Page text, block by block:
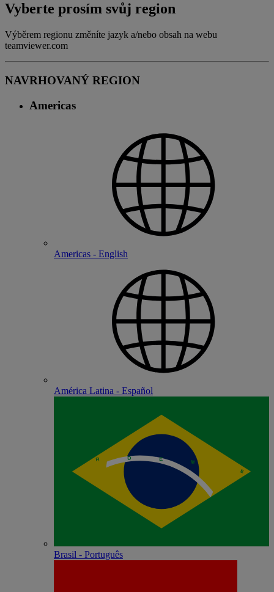
Vyberte prosím svůj region
Výběrem regionu změníte jazyk a/nebo obsah na webu
teamviewer.com
NAVRHOVANÝ REGION
Americas
Americas - English
América Latina - Español
Brasil - Português